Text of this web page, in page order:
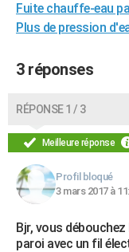
Dictionnaire
Biographies
Citations
Expressions
Proverbes
PROGRAMME TV
Bricolage
Lifestyle
Culture
Sport
Auto
Television
Voyage
Cinema
Fuite chauffe-eau
Plus de pression
3 réponses
RÉPONSE 1 / 3
Meilleure réponse
Profil bloqué
3 mars 2017 à
Bjr, vous
paroi avec un fil